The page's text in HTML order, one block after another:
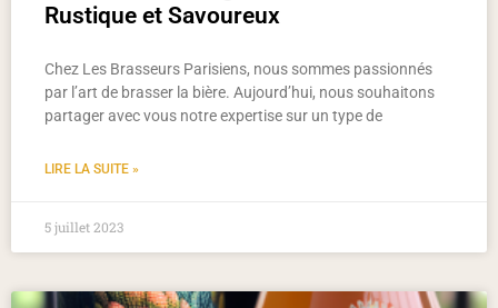
Rustique et Savoureux
Chez Les Brasseurs Parisiens, nous sommes passionnés
par l’art de brasser la bière. Aujourd’hui, nous souhaitons
partager avec vous notre expertise sur un type de
LIRE LA SUITE »
5 juillet 2023